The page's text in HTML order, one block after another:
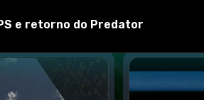
e retorno do Predator